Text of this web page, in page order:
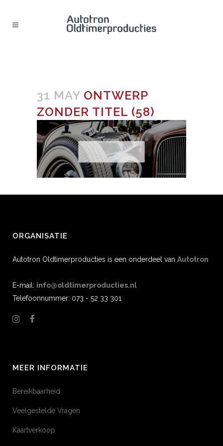
31 MAY ONTWERP
ZONDER TITEL (58)
ORGANISATIE
Autotron Oldtimerproducties is een onderdeel van Autotron
E-mail: info@oldtimerproducties.nl
Telefoonnummer: 073 - 52 33 301
MEER INFORMATIE
Bereikbaarheid
Veelgestelde Vragen
Kaartverkoop